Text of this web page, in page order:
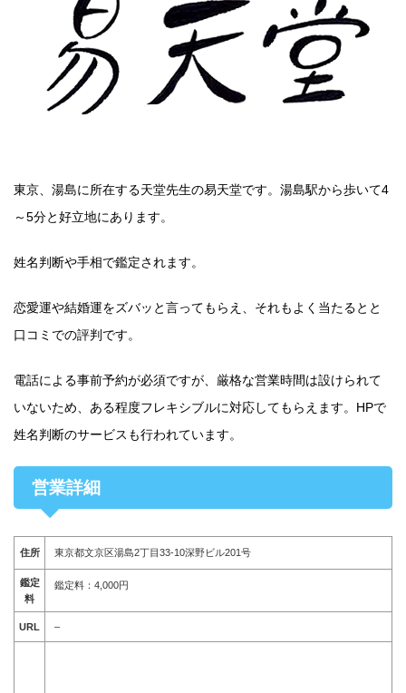
東京、湯島に所在する天堂先生の易天堂です。湯島駅から歩いて4
～5分と好立地にあります。
姓名判断や手相で鑑定されます。
恋愛運や結婚運をズバッと言ってもらえ、それもよく当たるとと
口コミでの評判です。
電話による事前予約が必須ですが、厳格な営業時間は設けられて
いないため、ある程度フレキシブルに対応してもらえます。HPで
姓名判断のサービスも行われています。
営業詳細
住所 東京都文京区湯島2丁目33-10深野ビル201号
鑑定
料
鑑定料：4,000円
URL –